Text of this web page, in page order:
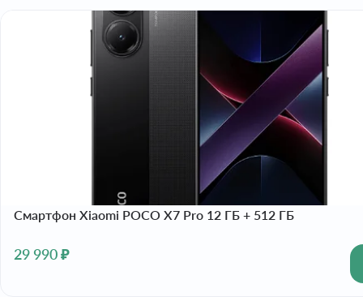
Смартфон Xiaomi POCO X7 Pro 12 ГБ + 512 ГБ
29 990 ₽